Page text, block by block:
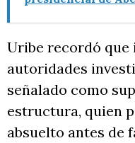
Uribe recordó que
autoridades
señalado como
estructura, quien
absuelto antes de